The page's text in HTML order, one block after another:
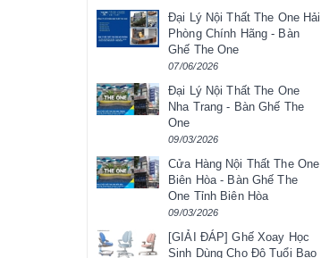
Đại Lý Nội Thất The One Hải
Phòng Chính Hãng - Bàn
Ghế The One
07/06/2026
Đại Lý Nội Thất The One
Nha Trang - Bàn Ghế The
One
09/03/2026
Cửa Hàng Nội Thất The One
Biên Hòa - Bàn Ghế The
One Tỉnh Biên Hòa
09/03/2026
[GIẢI ĐÁP] Ghế Xoay Học
Sinh Dùng Cho Độ Tuổi Bao